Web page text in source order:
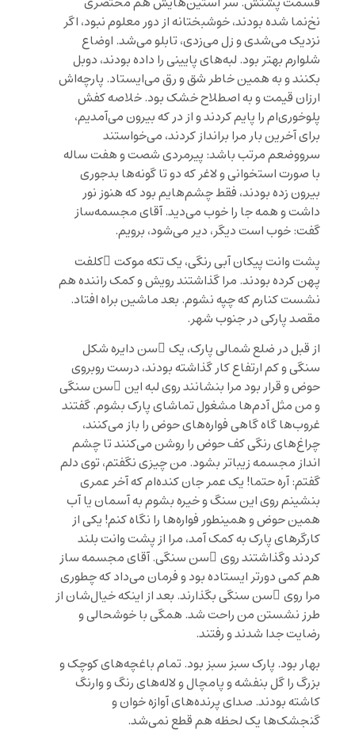
نخ‌نما شده بودند، خوشبختانه از دور معلوم نبود، اگر
نزدیک می‌شدی و زل می‌زدی، تابلو می‌شد. اوضاع
شلوارم بهتر بود. لبه‌های پایینی را داده بودند، دوبل
بکنند و به همین خاطر شق و رق می‌ایستاد. پارچه‌اش
ارزان قیمت و به اصطلاح خشک بود. خلاصه کفش
پلوخوری‌ام را پایم کردند و از در که بیرون می‌آمدیم،
برای آخرین بار مرا برانداز کردند، می‌خواستند
سرووضعم مرتب باشد: پیرمردی شصت و هفت ساله
با صورت استخوانی و لاغر که دو تا گونه‌ها بدجوری
بیرون زده بودند، فقط چشم‌هایم بود که هنوز نور
داشت و همه جا را خوب می‌دید. آقای مجسمه‌ساز
گفت: خوب است دیگر، دیر می‌شود، برویم.
پشت وانت پیکان آبی رنگی، یک تکه موکت ُکلفت
پهن کرده بودند. مرا گذاشتند رویش و کمک راننده هم
نشست کنارم که چپه نشوم. بعد ماشین براه افتاد.
مقصد پارکی در جنوب شهر.
از قبل در ضلع شمالی پارک، یک ِسن دایره شکل
سنگی و کم ارتفاع کار گذاشته بودند، درست روبروی
حوض و قرار بود مرا بنشانند روی لبه این ِسن سنگی
و من مثل آدم‌ها مشغول تماشای پارک بشوم. گفتند
غروب‌ها گاه گاهی فواره‌های حوض را باز می‌کنند،
چراغ‌های رنگی کف حوض را روشن می‌کنند تا چشم
انداز مجسمه زیباتر بشود. من چیزی نگفتم، توی دلم
گفتم: آره حتما! یک عمر جان کنده‌ام که آخر عمری
بنشینم روی این سنگ و خیره بشوم به آسمان یا آب
همین حوض و همینطور فواره‌ها را نگاه کنم! یکی از
کارگرهای پارک به کمک آمد، مرا از پشت وانت بلند
کردند وگذاشتند روی ِسن سنگی. آقای مجسمه ساز
هم کمی دورتر ایستاده بود و فرمان می‌داد که چطوری
مرا روی ِسن سنگی بگذارند. بعد از اینکه خیال‌شان از
طرز نشستن من راحت شد. همگی با خوشحالی و
رضایت جدا شدند و رفتند.
بهار بود. پارک سبز سبز بود. تمام باغچه‌های کوچک و
بزرگ را گل بنفشه و پامچال و لاله‌های رنگ و وارنگ
کاشته بودند. صدای پرنده‌های آوازه خوان و
گنجشک‌ها یک لحظه هم قطع نمی‌شد.